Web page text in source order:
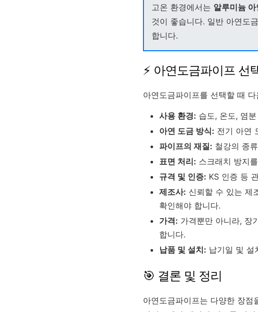
고온 환경에서는 알루미늄
것이 좋습니다. 일반 아연도
합니다.
⚡ 아연도금파이프 선
아연도금파이프를 선택할 때
사용 환경: 습도, 온도, 염
아연 도금 방식: 전기 아연
파이프의 재질: 철강의 종
표면 처리: 스크래치 방지
규격 및 인증: KS 인증 등
제조사: 신뢰할 수 있는 제
확인해야 합니다.
가격: 가격뿐만 아니라, 장
합니다.
납품 및 설치: 납기일 및 설
🎯 결론 및 정리
아연도금파이프는 다양한 장